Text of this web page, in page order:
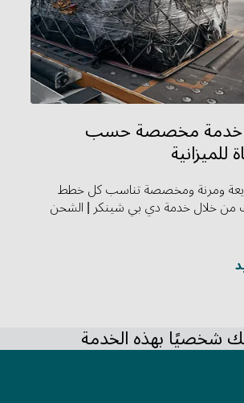
خدمة مخصصة حسب
للميزانية
ومرنة ومخصصة تناسب كل خطط
من خلال خدمة دي بي شينكر | الشحن
شخصيًا بهذه الخدمة